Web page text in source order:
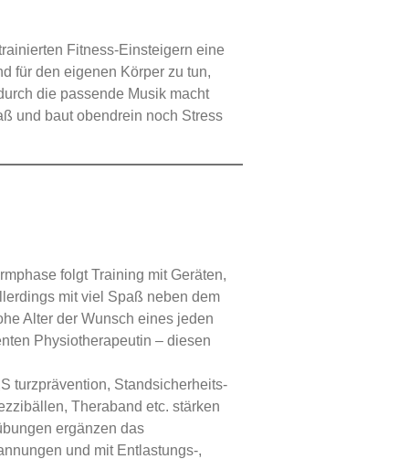
Fitness-Einsteigern eine
für den eigenen Körper zu tun,
die passende Musik macht
und baut obendrein noch Stress
folgt Training mit Geräten,
mit viel Spaß neben dem
Alter der Wunsch eines jeden
Physiotherapeutin – diesen
turzprävention, Standsicherheits-
Theraband etc. stärken
ergänzen das
und mit Entlastungs-,